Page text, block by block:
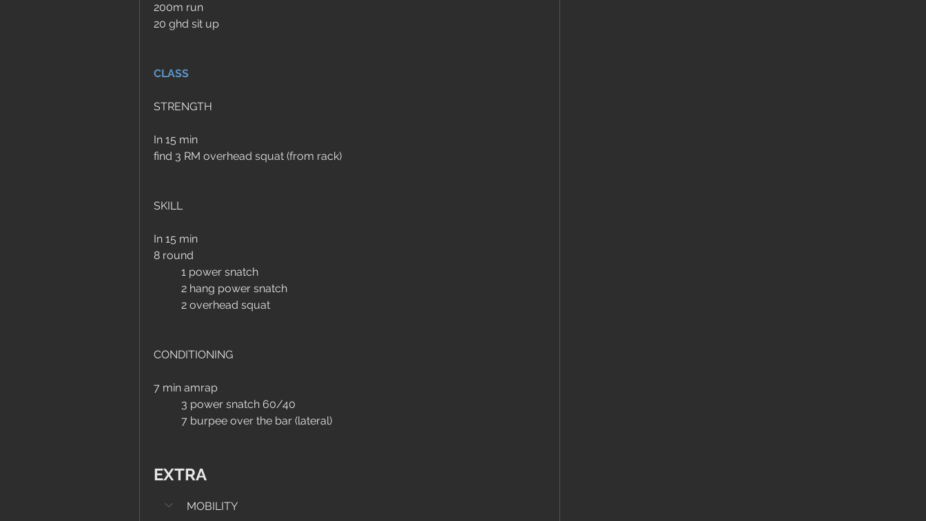
200m run
20 ghd sit up
CLASS
STRENGTH
In 15 min
find 3 RM overhead squat (from rack)
SKILL
In 15 min
8 round
	1 power snatch
	2 hang power snatch
	2 overhead squat
CONDITIONING
7 min amrap
	3 power snatch 60/40
	7 burpee over the bar (lateral)
EXTRA
MOBILITY